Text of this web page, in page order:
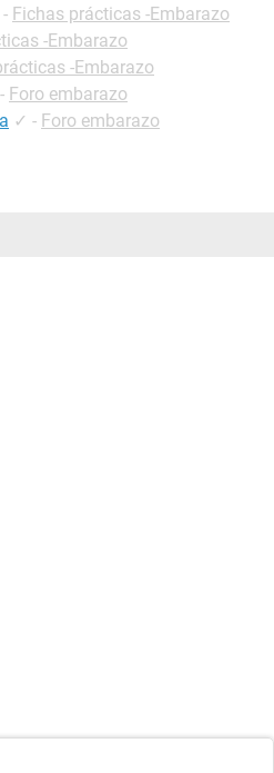
- Fichas prácticas -Embarazo
-Embarazo
-Embarazo
- Foro embarazo
✓ - Foro embarazo